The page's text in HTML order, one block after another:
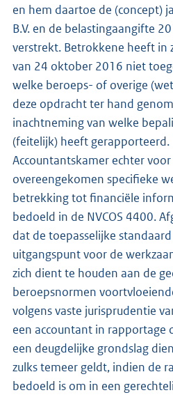
en hem daartoe de (concept)
B.V. en de belastingaangifte
verstrekt. Betrokkene heeft in
van 24 oktober 2016 niet
welke beroeps- of overige
deze opdracht ter hand
inachtneming van welke
(feitelijk) heeft
Accountantskamer echter
overeengekomen specifieke
betrekking tot financiële
bedoeld in de NVCOS 4400.
dat de toepasselijke
uitgangspunt voor de
zich dient te houden aan de
beroepsnormen
volgens vaste jurisprudentie
een accountant in rapportage
een deugdelijke grondslag
zulks temeer geldt, indien de
bedoeld is om in een